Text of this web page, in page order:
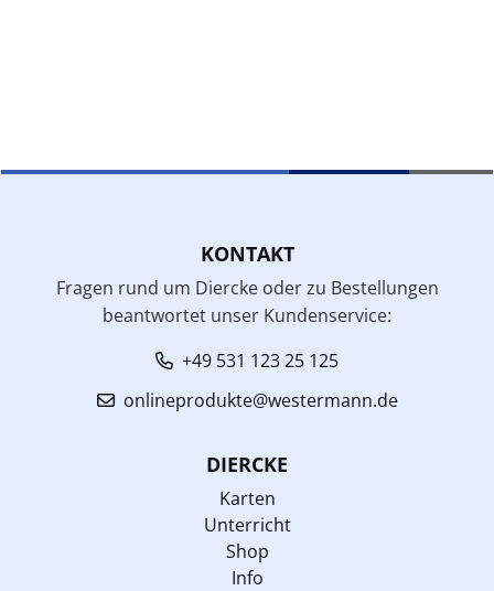
KONTAKT
Fragen rund um Diercke oder zu Bestellungen
beantwortet unser Kundenservice:
+49 531 123 25 125
onlineprodukte@westermann.de
DIERCKE
Karten
Unterricht
Shop
Info